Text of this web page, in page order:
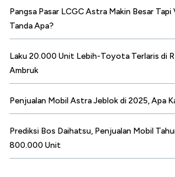
Pangsa Pasar LCGC Astra Makin Besar
Tanda Apa?
Laku 20.000 Unit Lebih-Toyota Terlaris di
Ambruk
Penjualan Mobil Astra Jeblok di 2025, Apa
Prediksi Bos Daihatsu, Penjualan Mobil
800.000 Unit